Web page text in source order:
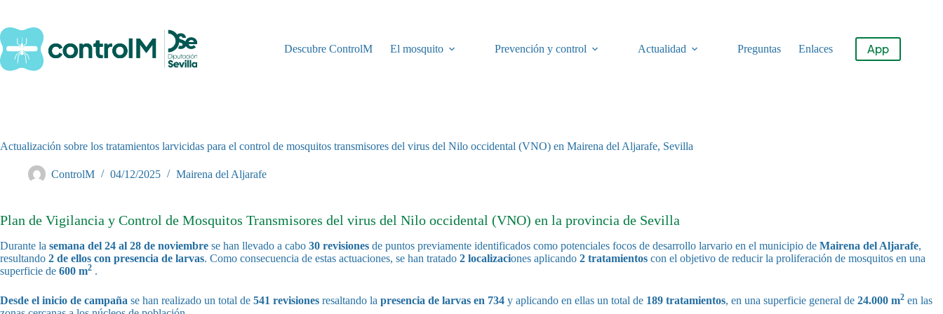
contenido
Descubre ControlM
El mosquito Prevención y control Actualidad Preguntas Enlaces App
Actualización sobre los tratamientos larvicidas para el control de mosquitos transmisores del virus del Nilo occidental (VNO) en Mairena del Aljarafe, Sevilla
ControlM 04/12/2025 Mairena del Aljarafe
Plan de Vigilancia y Control de Mosquitos Transmisores del virus del Nilo occidental (VNO) en la provincia de Sevilla
Durante la semana del 24 al 28 de noviembre se han llevado a cabo 30 revisiones de puntos previamente identificados como potenciales focos de desarrollo larvario en el municipio de Mairena del Aljarafe,
resultando 2 de ellos con presencia de larvas. Como consecuencia de estas actuaciones, se han tratado 2 localizaciones aplicando 2 tratamientos con el objetivo de reducir la proliferación de mosquitos en una
superficie de 600 m2 .
Desde el inicio de campaña se han realizado un total de 541 revisiones resaltando la presencia de larvas en 734 y aplicando en ellas un total de 189 tratamientos, en una superficie general de 24.000 m2 en las